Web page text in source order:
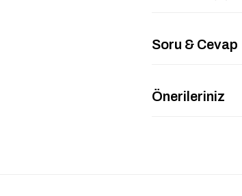
Soru & Cevap
Önerileriniz